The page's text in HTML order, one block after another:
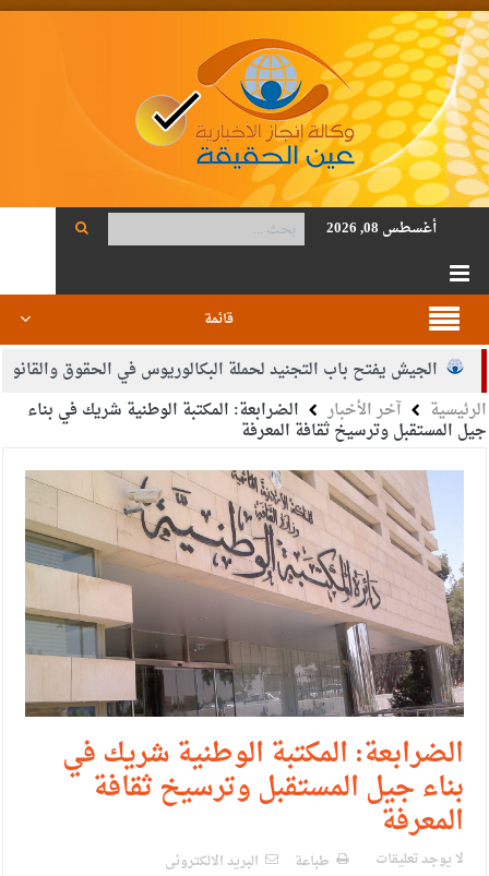
أغسطس 08, 2026
قائمة
يفتح باب التجنيد لحملة البكالوريوس في الحقوق والقانون
أحمد فريحات.. مبارك ومزيدا من التوفيق
الرئيسية آخر الأخبار الضرابعة: المكتبة الوطنية شريك في بناء
جيل المستقبل وترسيخ ثقافة المعرفة
الضرابعة: المكتبة الوطنية شريك في
بناء جيل المستقبل وترسيخ ثقافة
المعرفة
لا يوجد تعليقات طباعة البريد الالكترونى